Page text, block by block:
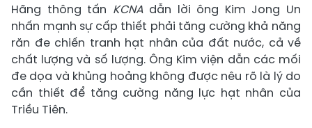
Hãng thông tấn KCNAdẫn lời ông Kim Jong Un
nhấn mạnh sự cấp thiết phải tăng cường khả năng
răn đe chiến tranh hạt nhân của đất nước, cả về
chất lượng và số lượng. Ông Kim viện dẫn các mối
đe dọa và khủng hoảng không được nêu rõ là lý do
cần thiết để tăng cường năng lực hạt nhân của
Triều Tiên.